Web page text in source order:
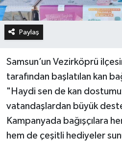
Paylaş
Samsun’un Vezirköprü
tarafından başlatılan kan
"Haydi sen de kan
vatandaşlardan büyük
Kampanyada bağışçılara
hem de çeşitli hediyeler